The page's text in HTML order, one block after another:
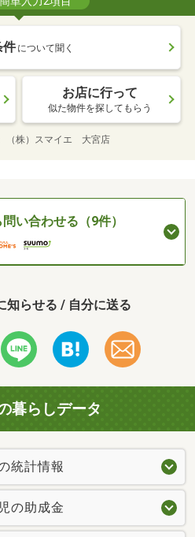
件 について聞く
お店に行って
似た物件を探してもらう
（株）スマイエ 大宮店
い合わせる（9件）
知らせる / 自分に送る
暮らしデータ
統計情報
の助成金